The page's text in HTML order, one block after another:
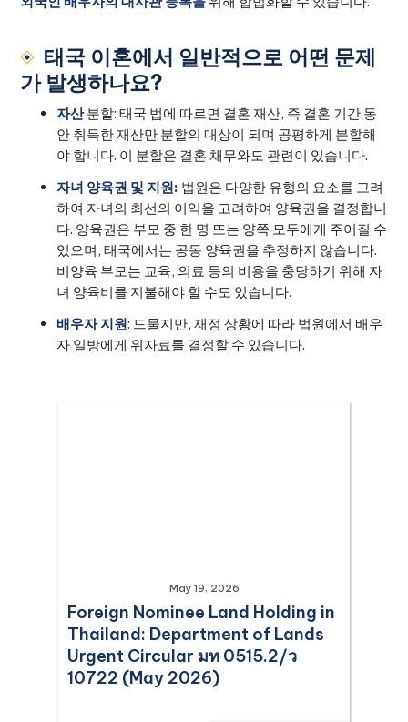
태국 이혼에서 일반적으로 어떤 문제
가 발생하나요?
‍자산분할: 태국 법에 따르면 결혼 재산, 즉 결혼 기간 동
안 취득한 재산만 분할의 대상이 되며 공평하게 분할해
야 합니다. 이 분할은 결혼 채무와도 관련이 있습니다.
자녀 양육권 및 지원: 법원은 다양한 유형의 요소를 고려
하여 자녀의 최선의 이익을 고려하여 양육권을 결정합니
다. 양육권은 부모 중 한 명 또는 양쪽 모두에게 주어질 수
있으며, 태국에서는 공동 양육권을 추정하지 않습니다.
비양육 부모는 교육, 의료 등의 비용을 충당하기 위해 자
녀 양육비를 지불해야 할 수도 있습니다.
배우자 지원: 드물지만, 재정 상황에 따라 법원에서 배우
자 일방에게 위자료를 결정할 수 있습니다.
May 19, 2026
Foreign Nominee Land Holding in
Thailand: Department of Lands
Urgent Circular มท 0515.2/ว
10722 (May 2026)